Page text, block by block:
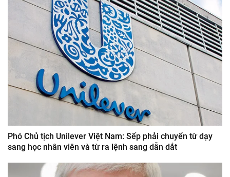
Phó Chủ tịch Unilever Việt Nam: Sếp phải chuyển từ dạy
sang học nhân viên và từ ra lệnh sang dẫn dắt